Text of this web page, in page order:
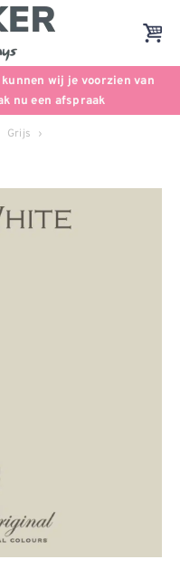
wij je voorzien van
nu een afspraak
Grijs